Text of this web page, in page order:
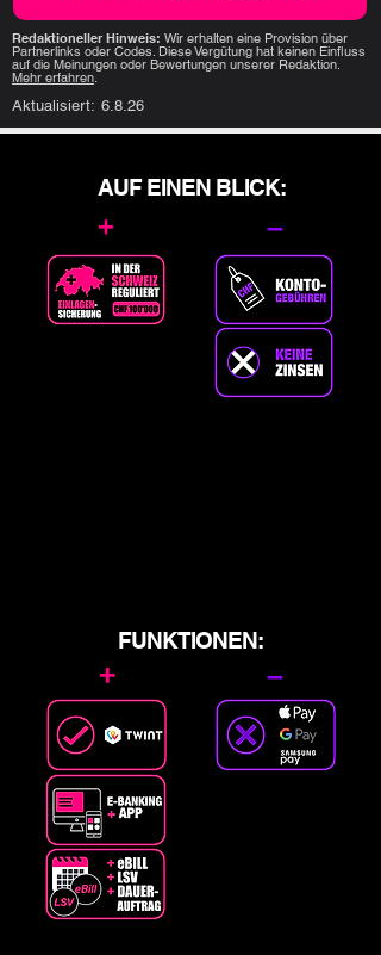
Redaktioneller Hinweis: Wir erhalten eine Provision über
Partnerlinks oder Codes. Diese Vergütung hat keinen Einfluss
auf die Meinungen oder Bewertungen unserer Redaktion.
Mehr erfahren.
Aktualisiert: 6.8.26
AUF EINEN BLICK:
+ –
FUNKTIONEN:
+ –